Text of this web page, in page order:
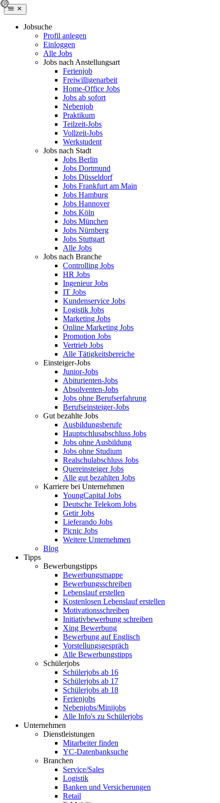
Jobsuche
Profil anlegen
Einloggen
Alle Jobs
Jobs nach Anstellungsart
Ferienjob
Freiwilligenarbeit
Home-Office Jobs
Jobs ab sofort
Nebenjob
Praktikum
Teilzeit-Jobs
Vollzeit-Jobs
Werkstudent
Jobs nach Stadt
Jobs Berlin
Jobs Dortmund
Jobs Düsseldorf
Jobs Frankfurt am Main
Jobs Hamburg
Jobs Hannover
Jobs Köln
Jobs München
Jobs Nürnberg
Jobs Stuttgart
Alle Jobs
Jobs nach Branche
Controlling Jobs
HR Jobs
Ingenieur Jobs
IT Jobs
Kundenservice Jobs
Logistik Jobs
Marketing Jobs
Online Marketing Jobs
Promotion Jobs
Vertrieb Jobs
Alle Tätigkeitsbereiche
Einsteiger-Jobs
Junior-Jobs
Abiturienten-Jobs
Absolventen-Jobs
Jobs ohne Berufserfahrung
Berufseinsteiger-Jobs
Gut bezahlte Jobs
Ausbildungsberufe
Hauptschlusabschluss Jobs
Jobs ohne Ausbildung
Jobs ohne Studium
Realschulabschluss Jobs
Quereinsteiger Jobs
Alle gut bezahlten Jobs
Karriere bei Unternehmen
YoungCapital Jobs
Deutsche Telekom Jobs
Getir Jobs
Lieferando Jobs
Picnic Jobs
Weitere Unternehmen
Blog
Tipps
Bewerbungstipps
Bewerbungsmappe
Bewerbungsschreiben
Lebenslauf erstellen
Kostenlosen Lebenslauf erstellen
Motivationsschreiben
Initiativbewerbung schreiben
Xing Bewerbung
Bewerbung auf Englisch
Vorstellungsgespräch
Alle Bewerbungstipps
Schülerjobs
Schülerjobs ab 16
Schülerjobs ab 17
Schülerjobs ab 18
Ferienjobs
Nebenjobs/Minijobs
Alle Info's zu Schülerjobs
Unternehmen
Dienstleistungen
Mitarbeiter finden
YC-Datenbanksuche
Branchen
Service/Sales
Logistik
Banken und Versicherungen
Retail